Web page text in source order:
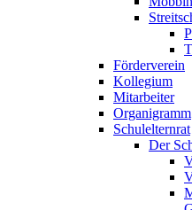
Förderverein
Kollegium
Mitarbeiter
Organigramm
Schulelternrat
Der